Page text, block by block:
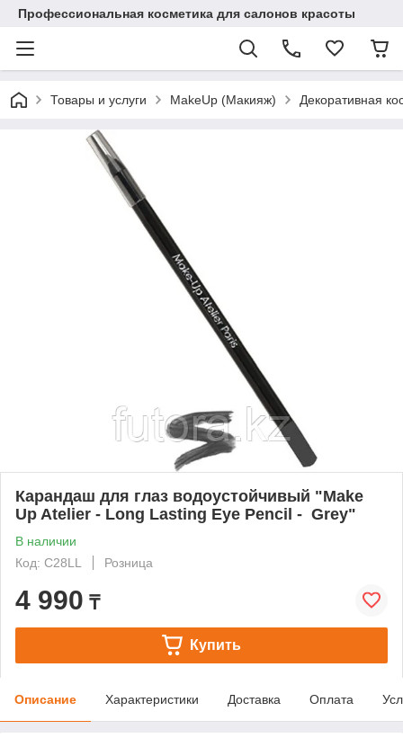
Профессиональная косметика для салонов красоты
Товары и услуги MakeUp (Макияж) Декоративная
Карандаш для глаз водоустойчивый "Make
Up Atelier - Long Lasting Eye Pencil - Grey"
В наличии
Код: C28LL
Розница
4 990 ₸
Купить
Описание Характеристики Доставка Оплата